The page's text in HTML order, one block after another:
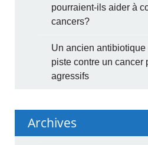
pourraient-ils aider à
cancers?
Un ancien
piste contre un cancer
agressifs
Archives